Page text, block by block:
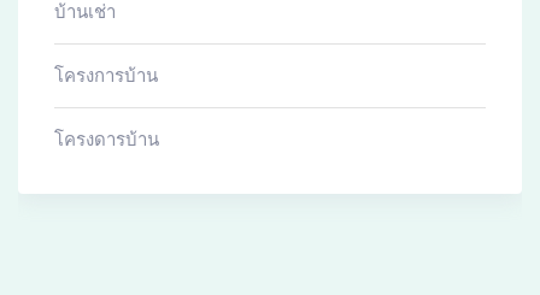
บ้านเช่า
โครงการบ้าน
โครงดารบ้าน